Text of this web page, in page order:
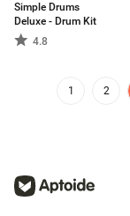
Simple Drums
Deluxe - Drum Kit
4.8
1 2